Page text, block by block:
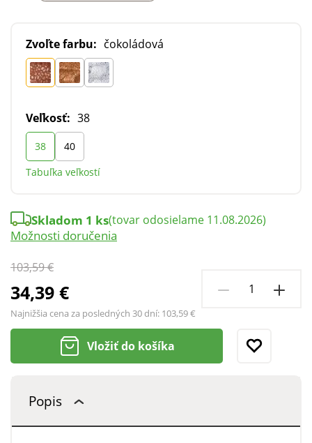
Zvoľte farbu: čokoládová
Veľkosť: 38
38
40
Tabuľka veľkostí
103,59 €
34,39 €
Najnižšia cena za posledných 30 dní: 103,59 €
Skladom 1 ks(tovar odosielame 11.08.2026)
Možnosti doručenia
Vložiť do košíka
Popis